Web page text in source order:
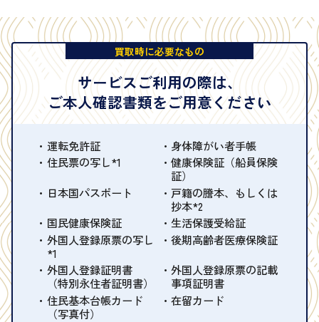
買取時に必要なもの
サービスご利用の際は、
ご本人確認書類をご用意ください
運転免許証
身体障がい者手帳
住民票の写し*1
健康保険証（船員保険
証）
日本国パスポート
戸籍の謄本、もしくは
抄本*2
国民健康保険証
生活保護受給証
外国人登録原票の写し
*1
後期高齢者医療保険証
外国人登録証明書
（特別永住者証明書）
外国人登録原票の記載
事項証明書
住民基本台帳カード
（写真付）
在留カード